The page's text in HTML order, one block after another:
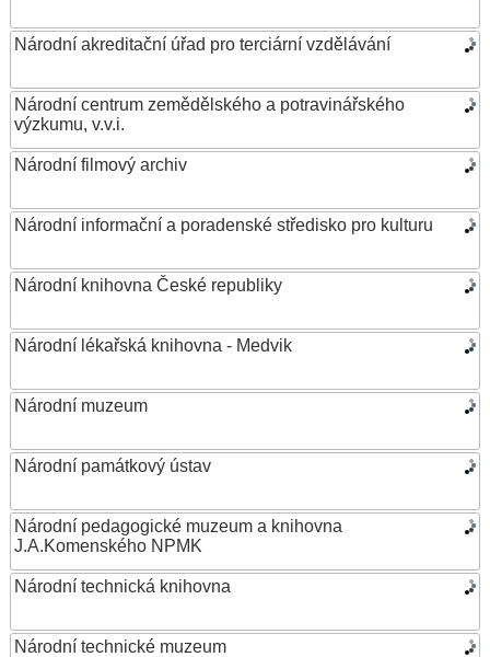
Národní akreditační úřad pro terciární vzdělávání
Národní centrum zemědělského a potravinářského
výzkumu, v.v.i.
Národní filmový archiv
Národní informační a poradenské středisko pro kulturu
Národní knihovna České republiky
Národní lékařská knihovna - Medvik
Národní muzeum
Národní památkový ústav
Národní pedagogické muzeum a knihovna
J.A.Komenského NPMK
Národní technická knihovna
Národní technické muzeum